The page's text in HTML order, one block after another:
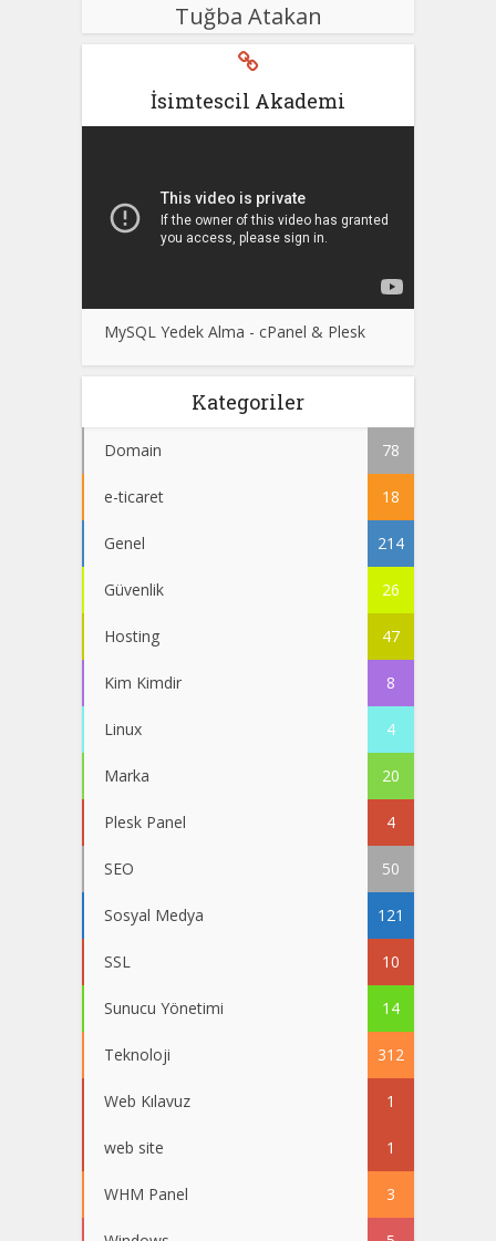
Tuğba Atakan
İsimtescil Akademi
MySQL Yedek Alma - cPanel & Plesk
Kategoriler
Domain 78
e-ticaret 18
Genel 214
Güvenlik 26
Hosting 47
Kim Kimdir 8
Linux 4
Marka 20
Plesk Panel 4
SEO 50
Sosyal Medya 121
SSL 10
Sunucu Yönetimi 14
Teknoloji 312
Web Kılavuz 1
web site 1
WHM Panel 3